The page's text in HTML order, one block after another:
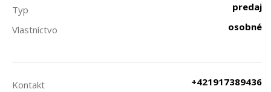
Typ
predaj
Vlastníctvo
osobné
Kontakt
+421917389436